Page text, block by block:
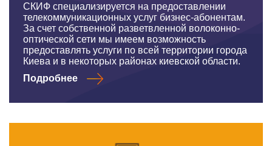
СКИФ специализируется на предоставлении
телекоммуникационных услуг бизнес-абонентам.
За счет собственной разветвленной волоконно-
оптической сети мы имеем возможность
предоставлять услуги по всей территории города
Киева и в некоторых районах киевской области.
Подробнее